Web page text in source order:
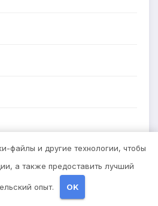
файлы и другие технологии, чтобы
а также предоставить лучший
опыт. OK